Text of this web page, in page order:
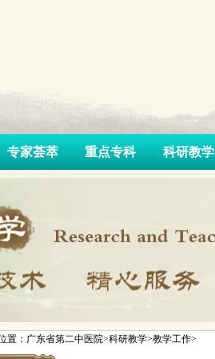
专家荟萃 重点专科 科研教学
置：广东省第二中医院>科研教学>教学工作>